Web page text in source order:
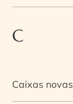
C
Caixas novas